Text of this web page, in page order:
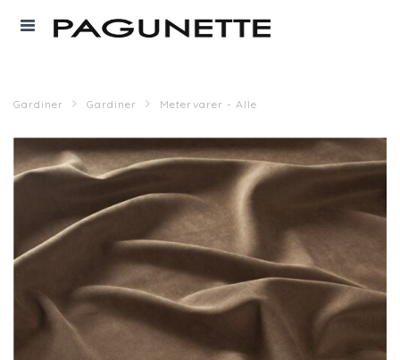
Gardiner Gardiner Metervarer - Alle